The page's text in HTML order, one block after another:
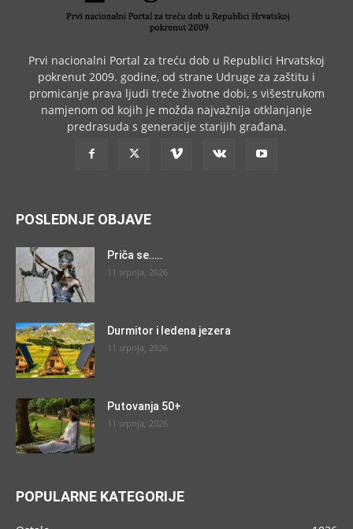
Prvi nacionalni Portal za treću dob u Republici Hrvatskoj
pokrenut 2009. godine, od strane Udruge za zaštitu i
promicanje prava ljudi treće životne dobi, s višestrukom
namjenom od kojih je možda najvažnija otklanjanje
predrasuda s generacije starijih građana.
POSLEDNJE OBJAVE
Priča se…..
11 srpnja, 2026
Durmitor i ledena jezera
11 srpnja, 2026
Putovanja 50+
11 srpnja, 2026
POPULARNE KATEGORIJE